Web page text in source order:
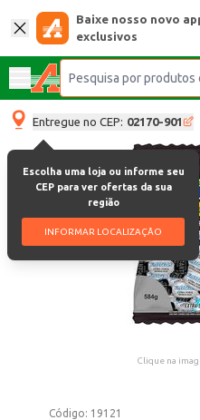
Baixe nosso novo
exclusivos
Entregue no CEP: 02170-901
Escolha uma loja ou informe seu
CEP para ver ofertas da sua
região
INFORMAR LOCALIZAÇÃO
Clique na
Código: 19121